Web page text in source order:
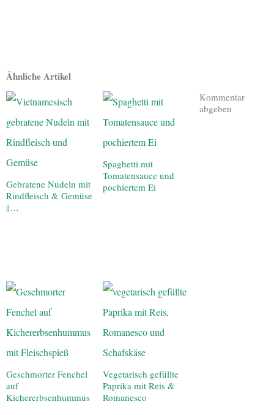
Ähnliche Artikel
Gebratene Nudeln mit
Rindfleisch & Gemüse
||…
Spaghetti mit
Tomatensauce und
pochiertem Ei
Geschmorter Fenchel
auf
Kichererbsenhummus
Vegetarisch gefüllte
Paprika mit Reis &
Romanesco
Kommentar
abgeben